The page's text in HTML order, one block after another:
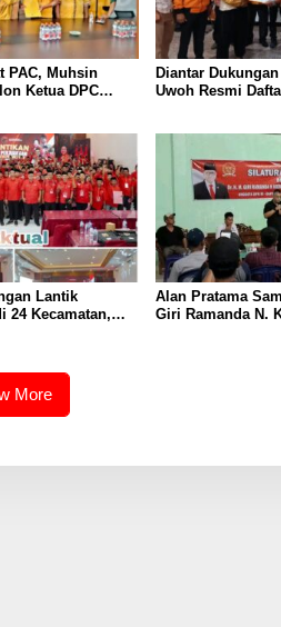
PAC, Muhsin
Ketua DPC
Diantar
Uwoh Resmi
Lantik
24 Kecamatan,
Alan Pratama
Giri Ramanda N.
More